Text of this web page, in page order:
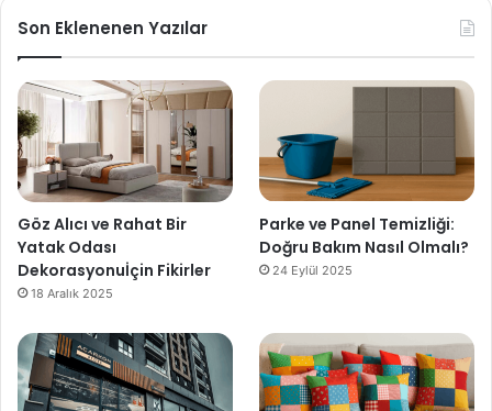
Son Eklenenen Yazılar
Göz Alıcı ve Rahat Bir
Yatak Odası
Dekorasyonuİçin Fikirler
18 Aralık 2025
Parke ve Panel Temizliği:
Doğru Bakım Nasıl Olmalı?
24 Eylül 2025